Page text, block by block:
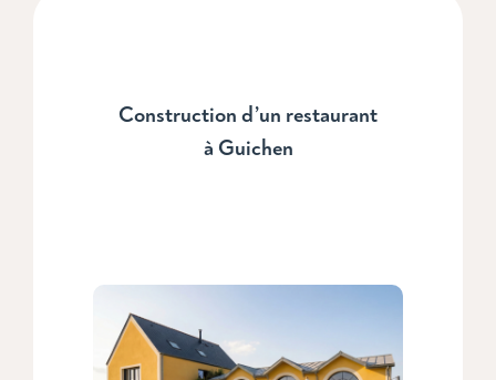
Construction d’un restaurant
à Guichen